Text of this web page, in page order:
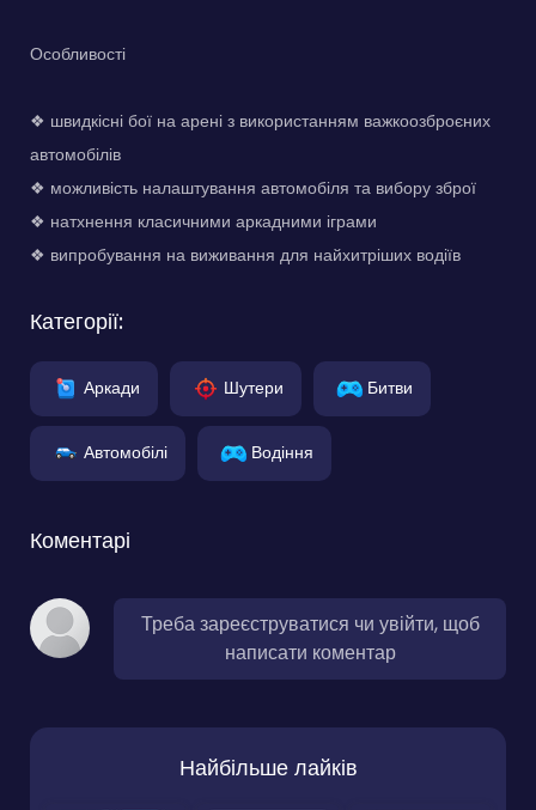
Особливості
❖ швидкісні бої на арені з використанням важкоозброєних
автомобілів
❖ можливість налаштування автомобіля та вибору зброї
❖ натхнення класичними аркадними іграми
❖ випробування на виживання для найхитріших водіїв
Категорії:
Аркади Шутери Битви
Автомобілі Водіння
Коментарі
Треба зареєструватися чи увійти, щоб
написати коментар
Найбільше лайків